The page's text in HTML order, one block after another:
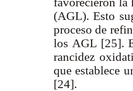
(AGL). Esto
proceso de
los AGL [25].
rancidez
que establece
[24].